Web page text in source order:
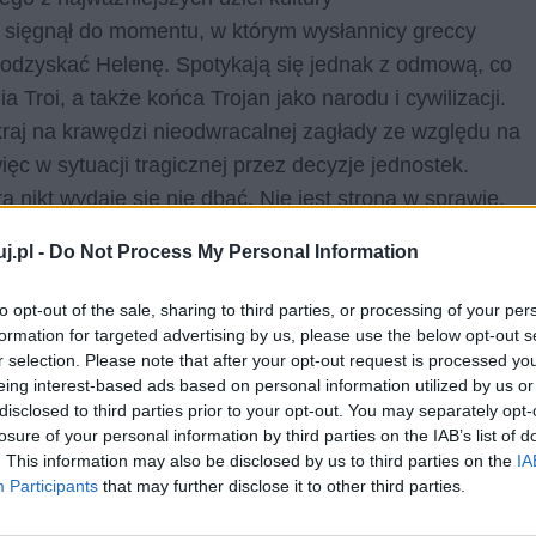
- Do Not Process My Personal Information
opt-out of the sale, sharing to third parties, or processing of your
for targeted advertising by us, please use the below opt-out
selection. Please note that after your opt-out request is processed
interest-based ads based on personal information utilized by us
to third parties prior to your opt-out. You may separately
of your personal information by third parties on the IAB’s list of
This information may also be disclosed by us to third parties on the
Participants that may further disclose it to other third parties.
do momentu, w którym wysłannicy greccy
Helenę. Spotykają się jednak z odmową, co
Troi, a także końca Trojan jako narodu i cywilizacji.
na krawędzi nieodwracalnej zagłady ze względu na
w sytuacji tragicznej przez decyzje jednostek.
nikt wydaje się nie dbać. Nie jest stroną w sprawie,
można negocjować, który można kraść, oddawać,
się więc w pewien sposób skorelowany z dramatem
zbiorowości widać również w DżumieAlberta
przez tytułową zarazę. Mieszkańcy zostają odcięci
co w pewien sposób przypomina
jednostek.Rajmond Rambertzostał uziemiony w
a tęsknota za ukochaną skłania go do
Cottard, ścigany przestępca, świetnie czuje